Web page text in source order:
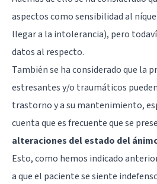
aspectos como sensibilidad al
llegar a la intolerancia), pero
datos al respecto.
También se ha considerado que la
estresantes y/o traumáticos
trastorno y a su mantenimiento,
cuenta que es frecuente que se
alteraciones del estado del
Esto, como hemos indicado
a que el paciente se siente